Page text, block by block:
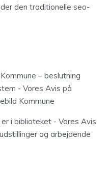
den traditionelle seo-
– beslutning
- Vores Avis på
Kommune
i biblioteket - Vores Avis
og arbejdende